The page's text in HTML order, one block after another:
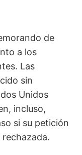
de
a los
Las
sin
Unidos
incluso,
si su petición